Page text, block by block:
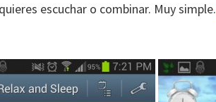
escuchar o combinar. Muy simple.